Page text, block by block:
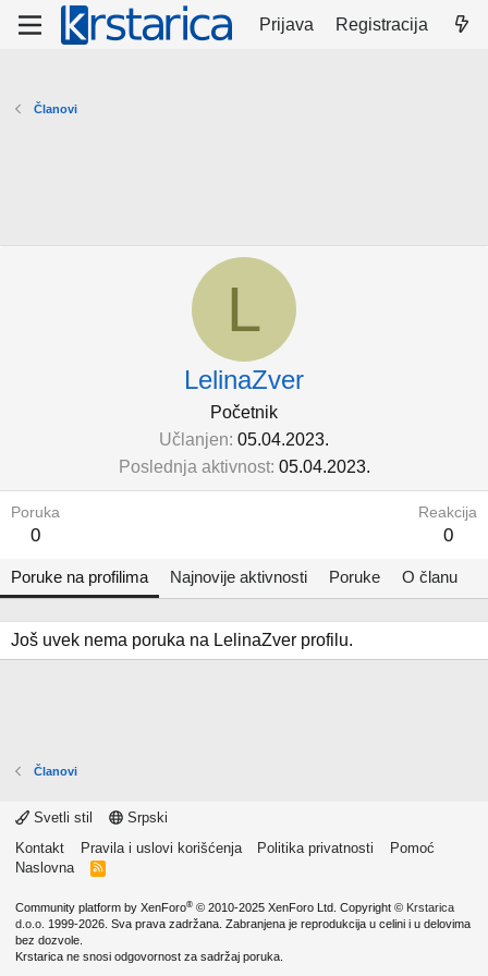
Prijava Registracija
Članovi
L
LelinaZver
Početnik
Učlanjen 05.04.2023.
Poslednja aktivnost 05.04.2023.
Poruka
0
Reakcija
0
Poruke na profilima Najnovije aktivnosti Poruke O članu
Još uvek nema poruka na LelinaZver profilu.
Članovi
Svetli stil
Srpski
Kontakt
Pravila i uslovi korišćenja Politika privatnosti
Pomoć
Naslovna
R
Community platform by XenForo® © 2010-2025 XenForo Ltd. Copyright © Krstarica
d.o.o. 1999-2026. Sva prava zadržana. Zabranjena je reprodukcija u celini i u delovima
bez dozvole.
Krstarica ne snosi odgovornost za sadržaj poruka.